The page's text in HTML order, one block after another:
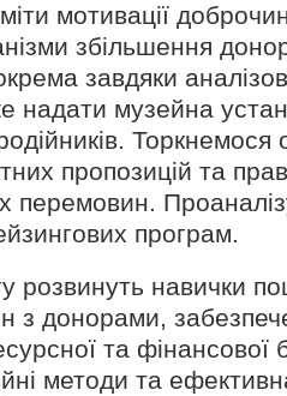
мотивації
збільшення
завдяки
надати музейна
Торкнемося
пропозицій та
перемовин.
програм.
розвинуть навички
з донорами,
та фінансової
методи та